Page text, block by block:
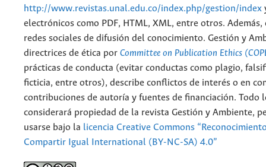
http://www.revistas.unal.edu.co/index.php/gestion/index
electrónicos como PDF, HTML, XML, entre otros.
redes sociales de difusión del conocimiento. Gestión y
directrices de ética por Committee on Publication Ethics
prácticas de conducta (evitar conductas como plagio,
ficticia, entre otros), describe conflictos de interés o en
contribuciones de autoría y fuentes de financiación. Todo
considerará propiedad de la revista Gestión y Ambiente,
usarse bajo la licencia Creative Commons
Compartir Igual International (BY-NC-SA) 4.0”